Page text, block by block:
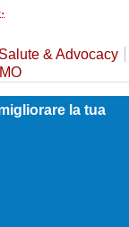
Salute & Advocacy
la tua